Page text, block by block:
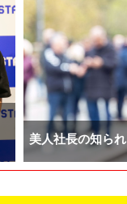
美人社長の知ら